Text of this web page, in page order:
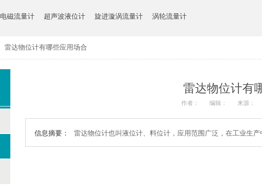
电磁流量计 超声波液位计 旋进漩涡流量计 涡轮流量计
雷达物位计有哪些应用场合
雷达物位计有
作者： 编辑： 来源：
信息摘要： 雷达物位计也叫液位计、料位计，应用范围广泛，在工业生